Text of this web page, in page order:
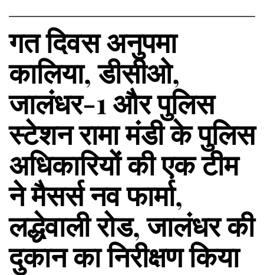
गत दिवस अनुपमा
कालिया, डीसीओ,
जालंधर-1 और पुलिस
स्टेशन रामा मंडी के पुलिस
अधिकारियों की एक टीम
ने मैसर्स नव फार्मा,
लद्धेवाली रोड, जालंधर की
दुकान का निरीक्षण किया